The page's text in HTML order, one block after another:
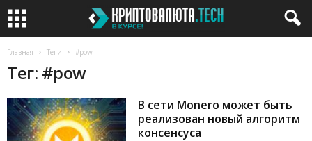
Главная Теги #pow
Тег: #pow
В сети Monero может быть
реализован новый алгоритм
консенсуса